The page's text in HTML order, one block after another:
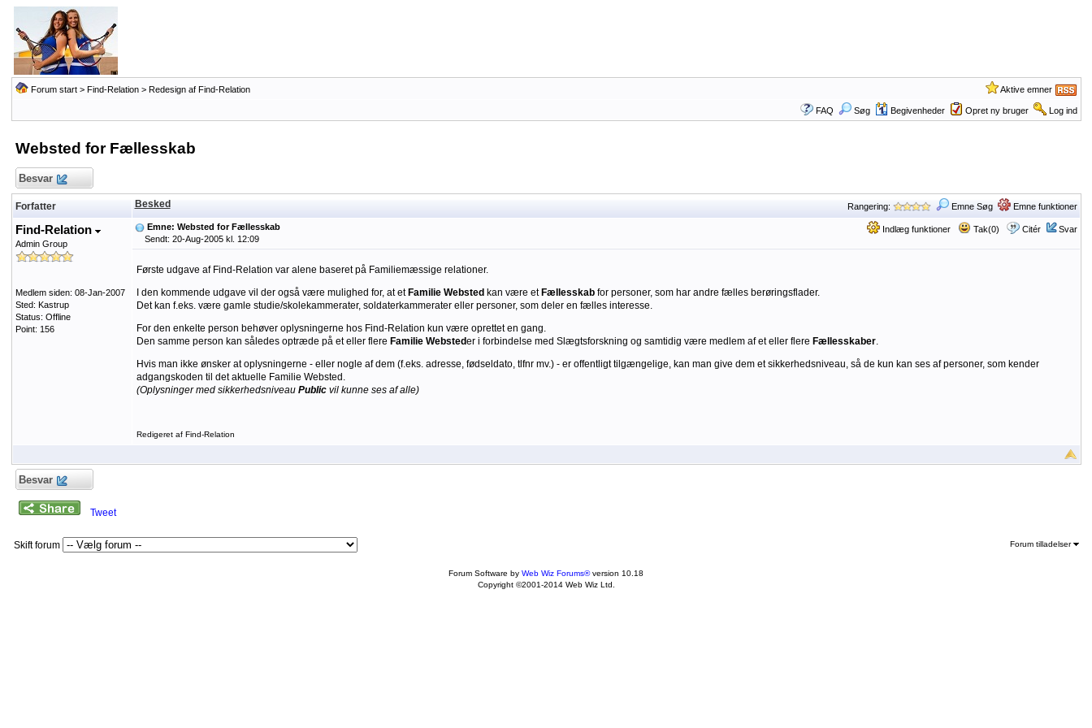
Forum start> Find-Relation> Redesign af Find-Relation Aktive emner
FAQ Søg Begivenheder Opret ny bruger Log ind
Websted for Fællesskab
Besvar
Forfatter Besked Rangering: Emne Søg Emne funktioner
Find-Relation
Admin Group
Medlem siden: 08-Jan-2007
Sted: Kastrup
Status: Offline
Point: 156
Indlæg funktioner Tak(0) Citér Svar
Emne: Websted for Fællesskab
Sendt: 20-Aug-2005 kl. 12:09
Første udgave af Find-Relation var alene baseret på Familiemæssige relationer.
I den kommende udgave vil der også være mulighed for, at et Familie Websted kan være et Fællesskabfor personer, som har andre fælles berøringsflader.
Det kan f.eks. være gamle studie/skolekammerater, soldaterkammerater eller personer, som deler en fælles interesse.
For den enkelte person behøver oplysningerne hos Find-Relation kun være oprettet en gang.
Den samme person kan således optræde på et eller flere Familie Websteder i forbindelse med Slægtsforskning og samtidig være medlem af et eller flere Fællesskaber.
Hvis man ikke ønsker at oplysningerne - eller nogle af dem (f.eks. adresse, fødseldato, tlfnr mv.) - er offentligt tilgængelige, kan man give dem et sikkerhedsniveau, så de kun kan ses af personer, som kender
adgangskoden til det aktuelle Familie Websted.
(Oplysninger med sikkerhedsniveau Publicvil kunne ses af alle)
Redigeret af Find-Relation
Besvar
Tweet
Skift forum Forum tilladelser
Forum Software by Web Wiz Forums®version 10.18
Copyright ©2001-2014 Web Wiz Ltd.